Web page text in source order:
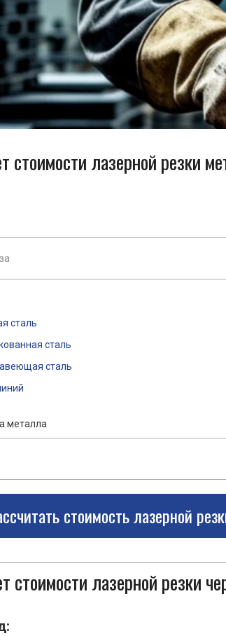
стоимости лазерной резки
сталь
сталь
сталь
металла
стоимость лазерной
стоимости лазерной резки